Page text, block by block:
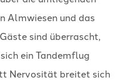
Almwiesen und das
sind überrascht,
ein Tandemflug
Nervosität breitet sich